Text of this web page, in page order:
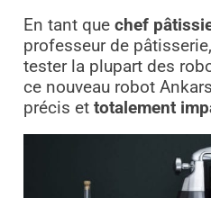
En tant que chef
professeur de
tester la plupart des
ce nouveau robot
précis et totalement